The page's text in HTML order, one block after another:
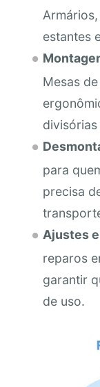
estantes
Mesas
para
precisa
Ajustes
reparos
garantir
de uso.